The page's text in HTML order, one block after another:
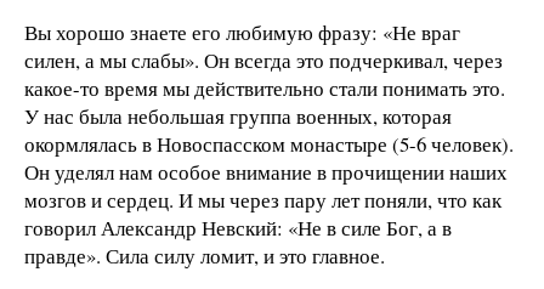
Вы хорошо знаете его любимую фразу: «Не враг
силен, а мы слабы». Он всегда это подчеркивал, через
какое-то время мы действительно стали понимать это.
У нас была небольшая группа военных, которая
окормлялась в Новоспасском монастыре (5-6 человек).
Он уделял нам особое внимание в прочищении наших
мозгов и сердец. И мы через пару лет поняли, что как
говорил Александр Невский: «Не в силе Бог, а в
правде». Сила силу ломит, и это главное.